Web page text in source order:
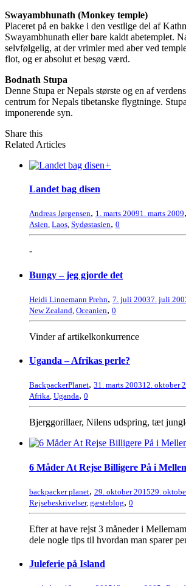
Swayambhunath (Monkey temple)
Placeret på en bakke i den vestlige del af
Swayambhunath eller bare kaldt abetemplet.
selvfølgelig, at der vrimler med aber ved
flot, og er absolut et besøg værd.
Bodnath Stupa
Denne Stupa er Nepals største og en af
centrum for Nepals tibetanske flygtninge.
imponerende syn.
Share this
Related Articles
+
Landet bag disen
Andreas Jørgensen, 1. marts 20091. marts 2009,
Asien, Laos, Sydøstasien, 0
-
Bungy – jeg gjorde det
Heidi Linnemann Prehn, 7. juli 20037. juli
New Zealand Oceanien, 0
Vinder af artikelkonkurrence
Uganda – Afrikas perle?
BackpackerPlanet, 31. marts 200312. oktober
Afrika, Uganda, 0
Bjerggorillaer, Nilens udspring, tæt
6 Måder At Rejse Billigere På i
backpacker planet, 29. oktober 201529.
Rejsebeskrivelser, gæsteblog, 0
Efter at have rejst 3 måneder i
dele nogle tips til hvordan man sparer
Juleferie på Island